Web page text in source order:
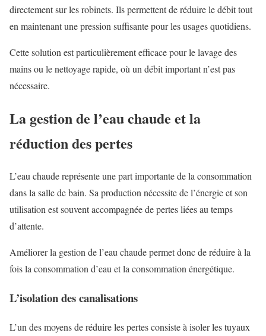
directement sur les robinets. Ils permettent de réduire le débit tout
en maintenant une pression suffisante pour les usages quotidiens.
Cette solution est particulièrement efficace pour le lavage des
mains ou le nettoyage rapide, où un débit important n’est pas
nécessaire.
La gestion de l’eau chaude et la
réduction des pertes
L’eau chaude représente une part importante de la consommation
dans la salle de bain. Sa production nécessite de l’énergie et son
utilisation est souvent accompagnée de pertes liées au temps
d’attente.
Améliorer la gestion de l’eau chaude permet donc de réduire à la
fois la consommation d’eau et la consommation énergétique.
L’isolation des canalisations
L’un des moyens de réduire les pertes consiste à isoler les tuyaux